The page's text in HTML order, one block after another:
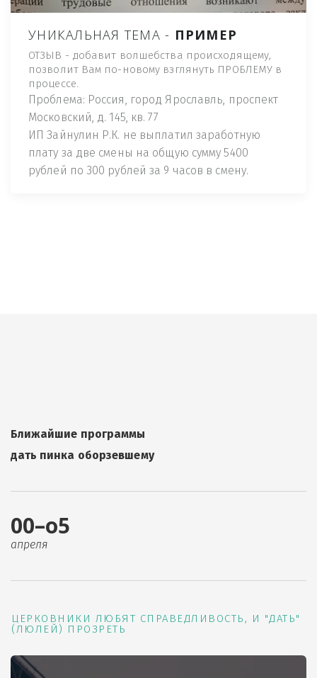
УНИКАЛЬНАЯ ТЕМА - ПРИМЕР
ОТЗЫВ - добавит волшебства происходящему,
позволит Вам по-новому взглянуть ПРОБЛЕМУ в
процессе.
Проблема: Россия, город Ярославль, проспект
Московский, д. 145, кв. 77
ИП Зайнулин Р.К. не выплатил заработную
плату за две смены на общую сумму 5400
рублей по 300 рублей за 9 часов в смену.
Ближайшие программы
дать пинка оборзевшему
00–о5
апреля
ЦЕРКОВНИКИ ЛЮБЯТ СПРАВЕДЛИВОСТЬ, И "ДАТЬ"
(ЛЮЛЕЙ) ПРОЗРЕТЬ